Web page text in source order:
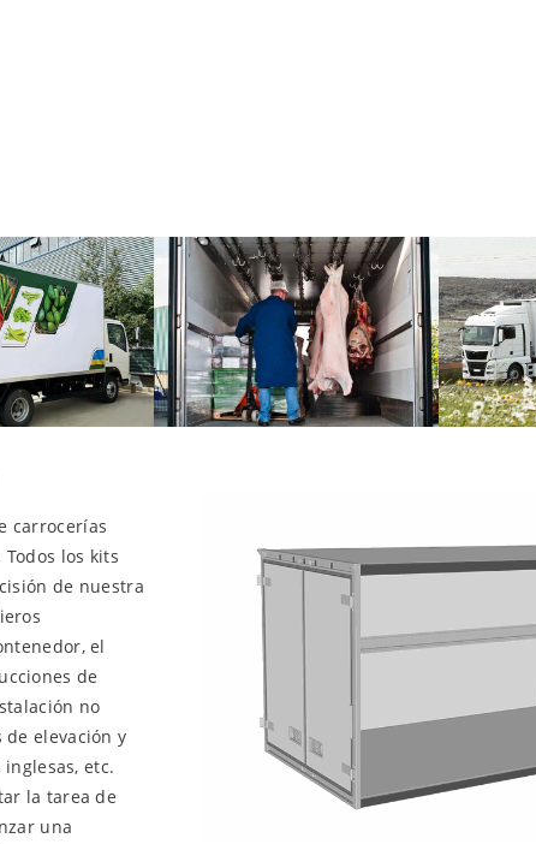
carrocerías
los kits
de nuestra
el
de
no
elevación y
etc.
la tarea de
una